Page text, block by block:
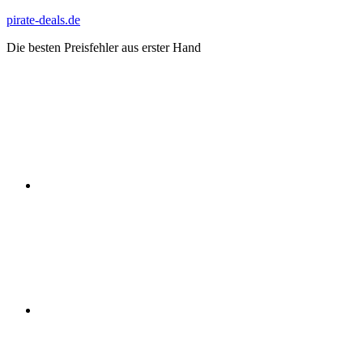
Zum
springen
pirate-deals.de
Die besten Preisfehler aus erster Hand